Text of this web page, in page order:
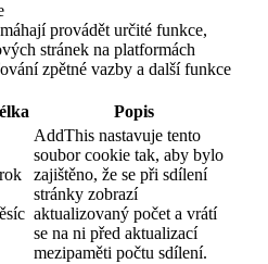
provádět určité funkce,
stránek na platformách
zpětné vazby a další funkce
Popis
AddThis nastavuje tento
soubor cookie tak, aby bylo
zajištěno, že se při sdílení
stránky zobrazí
aktualizovaný počet a vrátí
se na ni před aktualizací
mezipaměti počtu sdílení.